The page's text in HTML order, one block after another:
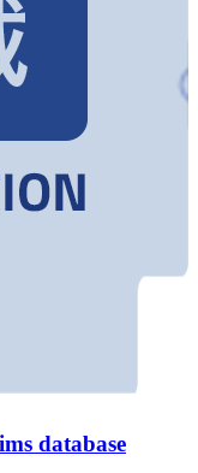
database